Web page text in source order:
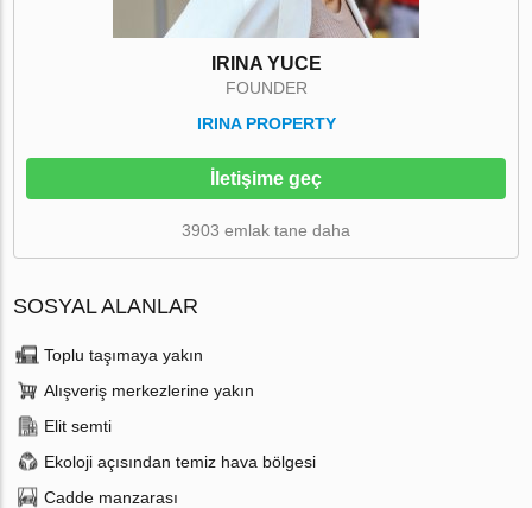
IRINA YUCE
FOUNDER
IRINA PROPERTY
İletişime geç
3903 emlak tane daha
SOSYAL ALANLAR
Toplu taşımaya yakın
Alışveriş merkezlerine yakın
Elit semti
Ekoloji açısından temiz hava bölgesi
Cadde manzarası